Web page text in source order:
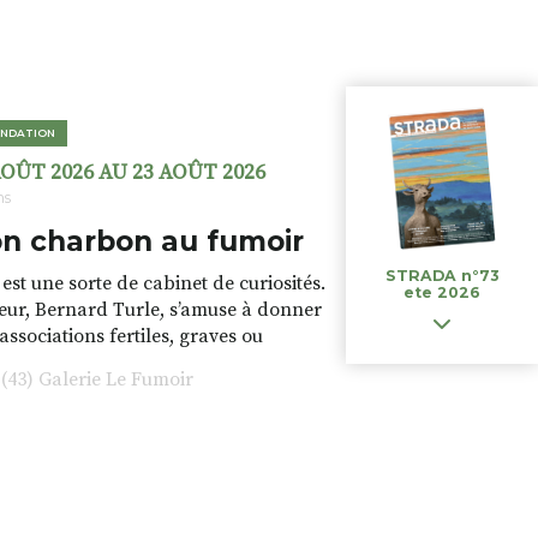
2026 AU 23 AOÛT 2026
charbon au fumoir
une sorte de cabinet de curiosités.
Bernard Turle, s’amuse à donner
fertiles, graves ou
fumeuses. Des oeuvres
font. liens avec les histoires un peu
Galerie Le Fumoir
STRADA n°73
ete 2026